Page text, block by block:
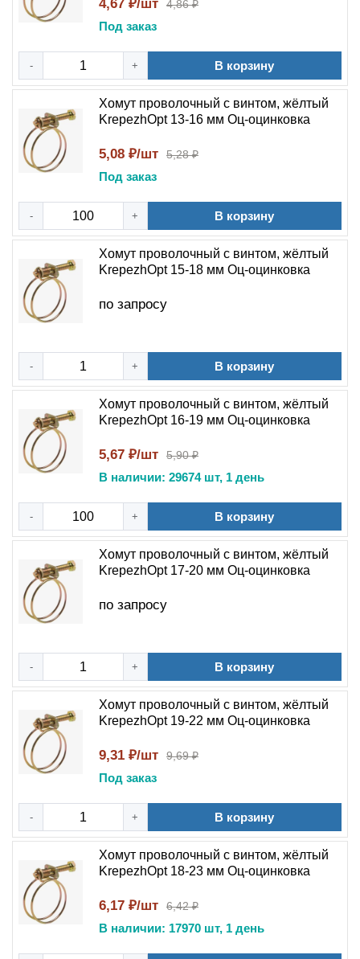
4,67 ₽/шт 4,86 ₽
Под заказ
- + В корзину
Хомут проволочный с винтом, жёлтый
KrepezhOpt 13-16 мм Оц-оцинковка
5,08 ₽/шт 5,28 ₽
Под заказ
- + В корзину
Хомут проволочный с винтом, жёлтый
KrepezhOpt 15-18 мм Оц-оцинковка
по запросу
- + В корзину
Хомут проволочный с винтом, жёлтый
KrepezhOpt 16-19 мм Оц-оцинковка
5,67 ₽/шт 5,90 ₽
В наличии: 29674 шт, 1 день
- + В корзину
Хомут проволочный с винтом, жёлтый
KrepezhOpt 17-20 мм Оц-оцинковка
по запросу
- + В корзину
Хомут проволочный с винтом, жёлтый
KrepezhOpt 19-22 мм Оц-оцинковка
9,31 ₽/шт 9,69 ₽
Под заказ
- + В корзину
Хомут проволочный с винтом, жёлтый
KrepezhOpt 18-23 мм Оц-оцинковка
6,17 ₽/шт 6,42 ₽
В наличии: 17970 шт, 1 день